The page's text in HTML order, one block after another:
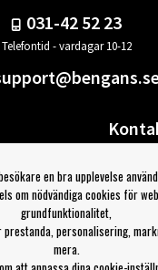
031-42 52 23
Telefontid - vardagar 10-12
Din sida
Logga ut
ha tips från
en bra upplevelse
om nödvändiga cookies för
grundfunktionalitet,
prestanda, personalisering,
mera.